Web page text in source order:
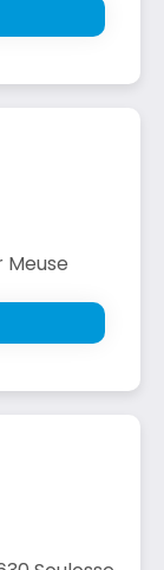
Meuse